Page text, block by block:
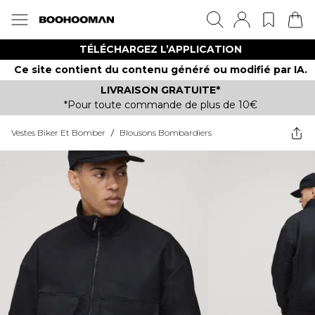
TÉLÉCHARGEZ L’APPLICATION
Ce site contient du contenu généré ou modifié par IA.
LIVRAISON GRATUITE*
*Pour toute commande de plus de 10€
Vestes Biker Et Bomber / Blousons Bombardiers